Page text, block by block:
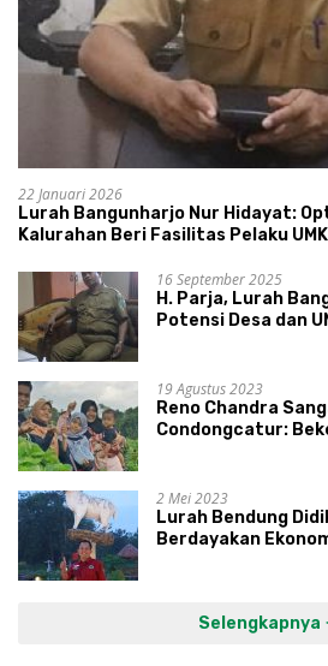
22 Januari 2026
Lurah Bangunharjo Nur Hidayat:
Kalurahan Beri Fasilitas Pelaku
16 September 2025
H. Parja, Lurah
Potensi Desa dan
19 Agustus 2023
Reno Chandra
Condongcatur:
2 Mei 2023
Lurah Bendung
Berdayakan
Selengkapnya